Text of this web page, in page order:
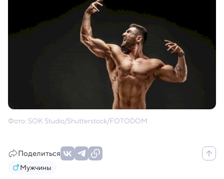
Фото: SOK Studio/Shutterstock/FOTODOM
Поделиться
Мужчины